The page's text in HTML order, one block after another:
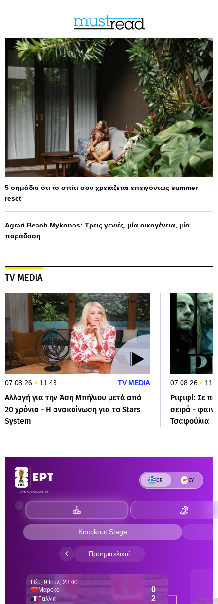
5 σημάδια ότι το σπίτι σου χρειάζεται επειγόντως summer
reset
Agrari Beach Mykonos: Τρεις γενιές, μία οικογένεια, μία
παράδοση
TV MEDIA
07.08.26 11:43 TV MEDIA
Αλλαγή για την Άση Μπήλιου μετά από
20 χρόνια - Η ανακοίνωση για το Stars
System
07.08.26
Ριφιφί: Σε
σειρά -
Τσαφούλια